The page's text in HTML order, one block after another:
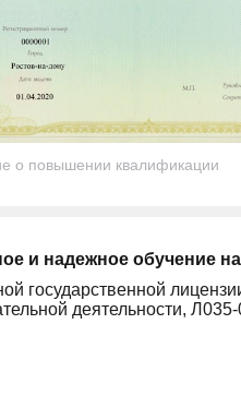
о повышении квалификации
и надежное обучение
государственной
деятельности,